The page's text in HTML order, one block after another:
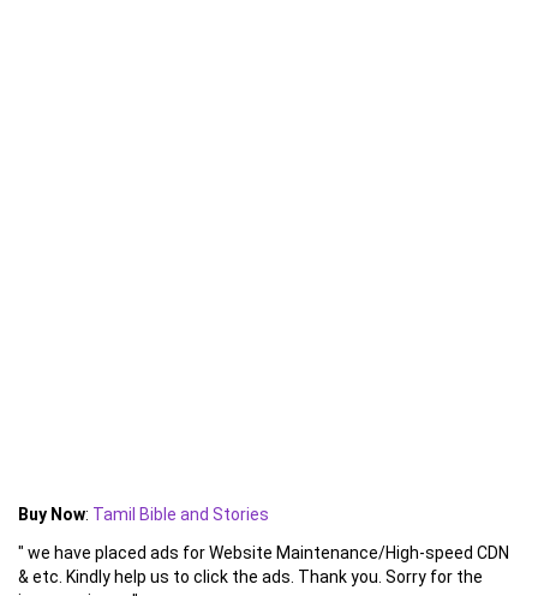
Buy Now: Tamil Bible and Stories
" we have placed ads for Website Maintenance/High-speed CDN
& etc. Kindly help us to click the ads. Thank you. Sorry for the